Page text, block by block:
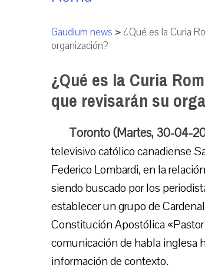
Gaudium news > ¿Qué es la Curia
organización?
¿Qué es la Curia
que revisarán su
Toronto (Martes, 30-04-
televisivo católico canadiense
Federico Lombardi, en la
siendo buscado por los
establecer un grupo de
Constitución Apostólica
comunicación de habla inglesa
información de contexto.